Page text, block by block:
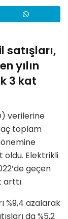
satışları,
yılın
3 kat
verilerine
toplam
oldu. Elektrikli
geçen
arttı.
%9,4 azalarak
da %5,2